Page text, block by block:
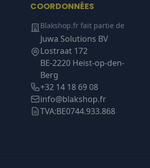
COORDONNÉES
Blakshop.fr fait partie de
Juwa Solutions BV
Lostraat 172
BE-2220 Heist-op-den-
Berg
+32 14 18 69 08
info@blakshop.fr
TVA:BE0744.933.868